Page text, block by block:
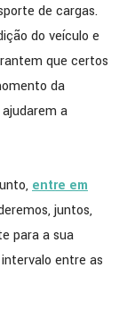
de cargas.
do veículo e
que certos
da
a
entre em
juntos,
para a sua
entre as